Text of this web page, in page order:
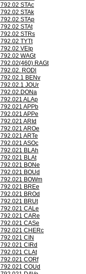
792.02 STAc
792.02 STAk
792.02 STAp
792.02 STAt
792.02 STRs
792.02 TYTt
792.02 VEIp
792.02 WAGt
792.02(460) RAGt
792.02. RODl
792.02.1 BENv
792.02.1 JOUr
792.02.DONa
792.021 ALAp
792.021 APPb
792.021 APPe
792.021 ARId
792.021 AROe
792.021 ARTe
792.021 ASOc
792.021 BLAh
792.021 BLAt
792.021 BONe
792.021 BOUd
792.021 BOWm
792.021 BREe
792.021 BROd
792.021 BRUt
792.021 CALe
792.021 CARe
792.021 CASe
792.021 CHERc
792.021 CIN
792.021 CIRd
792.021 CLAt
792.021 CORf
792.021 COUd